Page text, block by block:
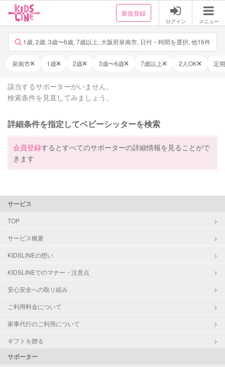
新規登録
ログイン メニュー
1歳, 2歳, 3歳〜6歳, 7歳以上, 大阪府泉南市, 日付・時間を選択, 他16件
泉南市 1歳 2歳 3歳〜6歳 7歳以上 2人OK 定
該当するサポーターがいません。
検索条件を見直してみましょう。
詳細条件を指定してベビーシッターを検索
会員登録するとすべてのサポーターの詳細情報を見ることがで
きます
サービス
TOP
サービス概要
KIDSLINEの想い
KIDSLINEでのマナー・注意点
安心安全への取り組み
ご利用料金について
家事代行のご利用について
ギフトを贈る
サポーター